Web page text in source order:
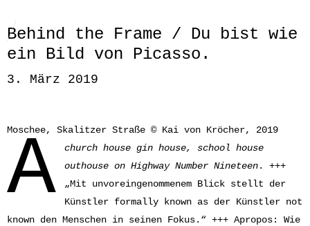
Behind the Frame / Du bist wie
ein Bild von Picasso.
3. März 2019
Moschee, Skalitzer Straße © Kai von Kröcher, 2019
A
church house gin house, school house
outhouse on Highway Number Nineteen. +++
„Mit unvoreingenommenem Blick stellt der
Künstler formally known as der Künstler not
known den Menschen in seinen Fokus.“ +++ Apropos: Wie